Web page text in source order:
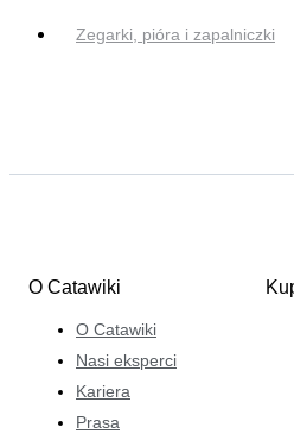
Zegarki, pióra i zapalniczki
O Catawiki
O Catawiki
Nasi eksperci
Kariera
Prasa